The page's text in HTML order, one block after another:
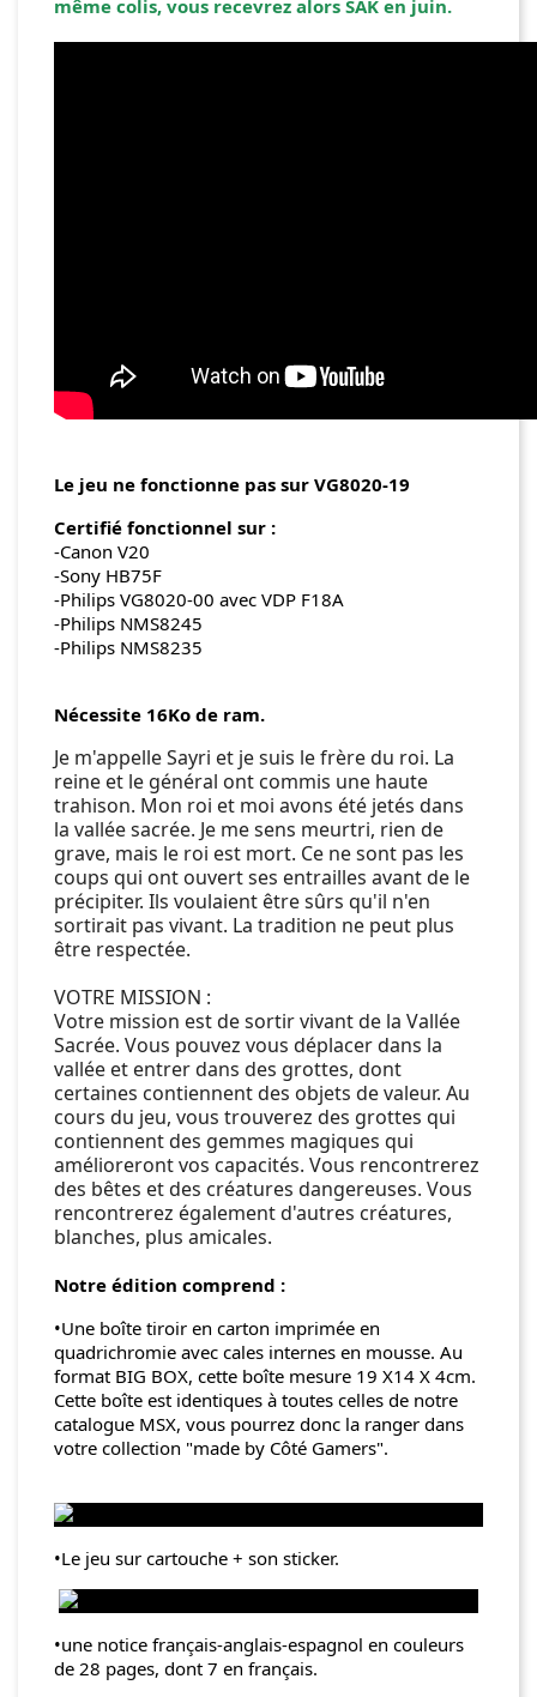
même colis, vous recevrez alors SAK en juin.
Le jeu ne fonctionne pas sur VG8020-19
Certifié fonctionnel sur :
-Canon V20
-Sony HB75F
-Philips VG8020-00 avec VDP F18A
-Philips NMS8245
-Philips NMS8235
Nécessite 16Ko de ram.
Je m'appelle Sayri et je suis le frère du roi. La
reine et le général ont commis une haute
trahison. Mon roi et moi avons été jetés dans
la vallée sacrée. Je me sens meurtri, rien de
grave, mais le roi est mort. Ce ne sont pas les
coups qui ont ouvert ses entrailles avant de le
précipiter. Ils voulaient être sûrs qu'il n'en
sortirait pas vivant. La tradition ne peut plus
être respectée.
VOTRE MISSION :
Votre mission est de sortir vivant de la Vallée
Sacrée. Vous pouvez vous déplacer dans la
vallée et entrer dans des grottes, dont
certaines contiennent des objets de valeur. Au
cours du jeu, vous trouverez des grottes qui
contiennent des gemmes magiques qui
amélioreront vos capacités. Vous rencontrerez
des bêtes et des créatures dangereuses. Vous
rencontrerez également d'autres créatures,
blanches, plus amicales.
Notre édition comprend :
•Une boîte tiroir en carton imprimée en
quadrichromie avec cales internes en mousse. Au
format BIG BOX, cette boîte mesure 19 X14 X 4cm.
Cette boîte est identiques à toutes celles de notre
catalogue MSX, vous pourrez donc la ranger dans
votre collection "made by Côté Gamers".
•Le jeu sur cartouche + son sticker.
•une notice français-anglais-espagnol en couleurs
de 28 pages, dont 7 en français.